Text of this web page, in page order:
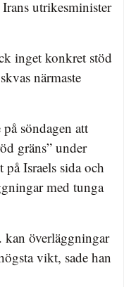
utrikesminister
inget konkret stöd
närmaste
söndagen att
gräns” under
Israels sida och
med tunga
överläggningar
vikt, sade han